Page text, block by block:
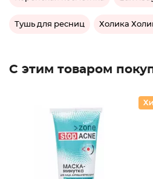
Тушь для ресниц Холика
С этим товаром